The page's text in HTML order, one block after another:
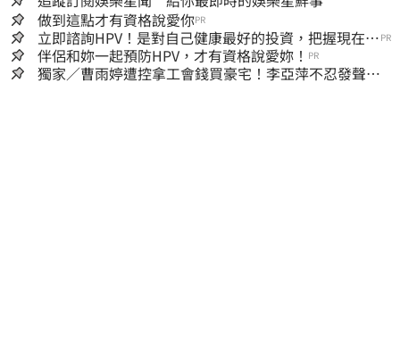
做到這點才有資格說愛你PR
立即諮詢HPV！是對自己健康最好的投資，把握現在不
嫌晚！
PR
伴侶和妳一起預防HPV，才有資格說愛妳！ PR
獨家／曹雨婷遭控拿工會錢買豪宅！李亞萍不忍發聲：